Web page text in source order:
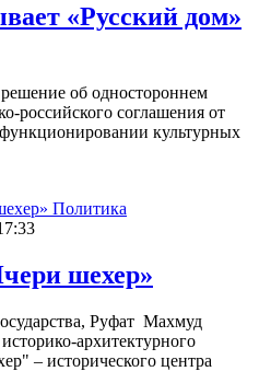
«Русский дом»
об одностороннем
российского соглашения от
культурных
Политика
шехер»
Руфат Махмуд
архитектурного
– исторического центра